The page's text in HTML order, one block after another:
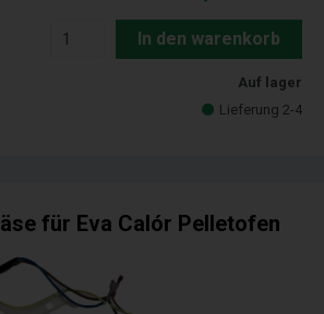
In den warenkorb
Auf lager
Lieferung 2-4
für Eva Calór Pelletofen